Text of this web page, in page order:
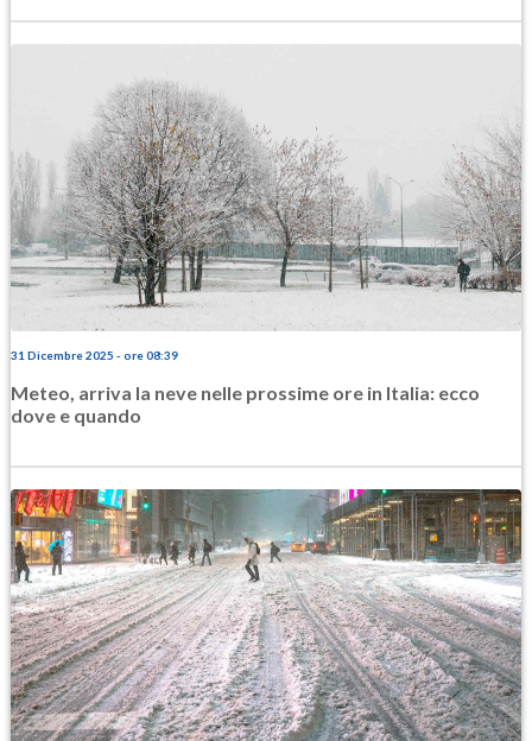
31 Dicembre 2025 - ore 08:39
Meteo, arriva la neve nelle prossime ore in Italia: ecco
dove e quando